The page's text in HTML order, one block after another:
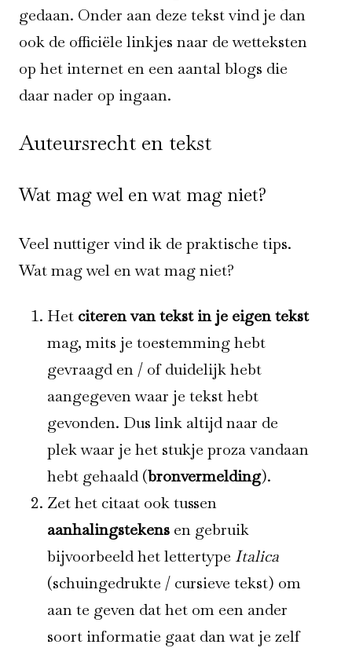
gedaan. Onder aan deze tekst vind je dan
ook de officiële linkjes naar de wetteksten
op het internet en een aantal blogs die
daar nader op ingaan.
Auteursrecht en tekst
Wat mag wel en wat mag niet?
Veel nuttiger vind ik de praktische tips.
Wat mag wel en wat mag niet?
Het citeren van tekst in je eigen tekst
mag, mits je toestemming hebt
gevraagd en / of duidelijk hebt
aangegeven waar je tekst hebt
gevonden. Dus link altijd naar de
plek waar je het stukje proza vandaan
hebt gehaald (bronvermelding).
Zet het citaat ook tussen
aanhalingstekens en gebruik
bijvoorbeeld het lettertype Italica
(schuingedrukte / cursieve tekst) om
aan te geven dat het om een ander
soort informatie gaat dan wat je zelf